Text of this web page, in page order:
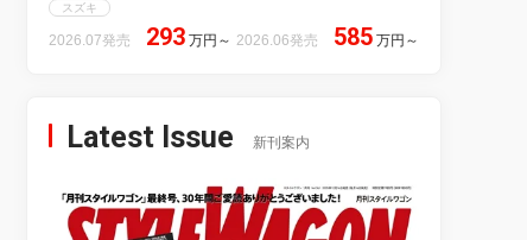
スズキ
2026.07発売 293 万円 ～ 2026.06発売 585 万円 ～
Latest Issue 新刊案内